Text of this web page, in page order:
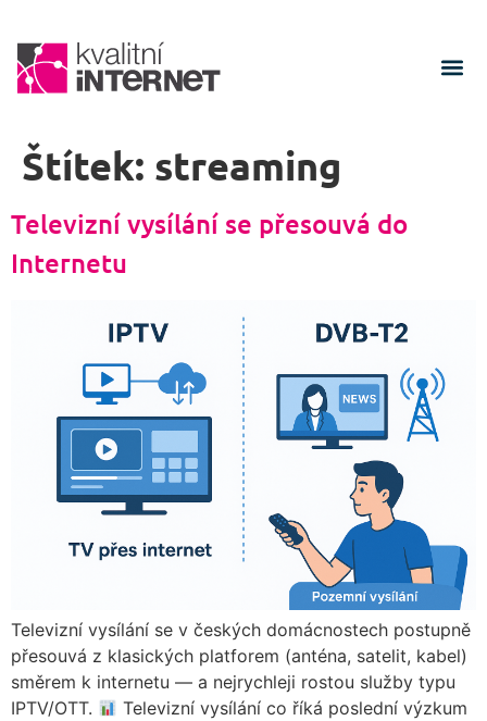
Štítek: streaming
Televizní vysílání se přesouvá do
Internetu
Televizní vysílání se v českých domácnostech postupně
přesouvá z klasických platforem (anténa, satelit, kabel)
směrem k internetu — a nejrychleji rostou služby typu
IPTV/OTT.
Televizní vysílání co říká poslední výzkum